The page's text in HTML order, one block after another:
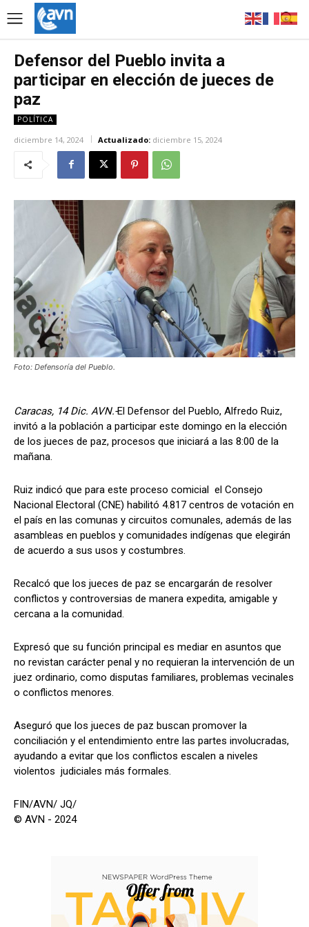
Defensor del Pueblo invita a
participar en elección de jueces de
paz
POLÍTICA
diciembre 14, 2024 Actualizado: diciembre 15, 2024
Foto: Defensoría del Pueblo.
Caracas, 14 Dic. AVN.-El Defensor del Pueblo, Alfredo Ruiz,
invitó a la población a participar este domingo en la elección
de los jueces de paz, procesos que iniciará a las 8:00 de la
mañana.
Ruiz indicó que para este proceso comicial el Consejo
Nacional Electoral (CNE) habilitó 4.817 centros de votación en
el país en las comunas y circuitos comunales, además de las
asambleas en pueblos y comunidades indígenas que elegirán
de acuerdo a sus usos y costumbres.
Recalcó que los jueces de paz se encargarán de resolver
conflictos y controversias de manera expedita, amigable y
cercana a la comunidad.
Expresó que su función principal es mediar en asuntos que
no revistan carácter penal y no requieran la intervención de un
juez ordinario, como disputas familiares, problemas vecinales
o conflictos menores.
Aseguró que los jueces de paz buscan promover la
conciliación y el entendimiento entre las partes involucradas,
ayudando a evitar que los conflictos escalen a niveles
violentos judiciales más formales.
FIN/AVN/ JQ/
© AVN - 2024